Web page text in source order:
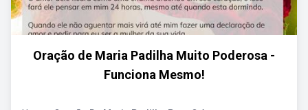
Oração de Maria Padilha Muito Poderosa -
Funciona Mesmo!